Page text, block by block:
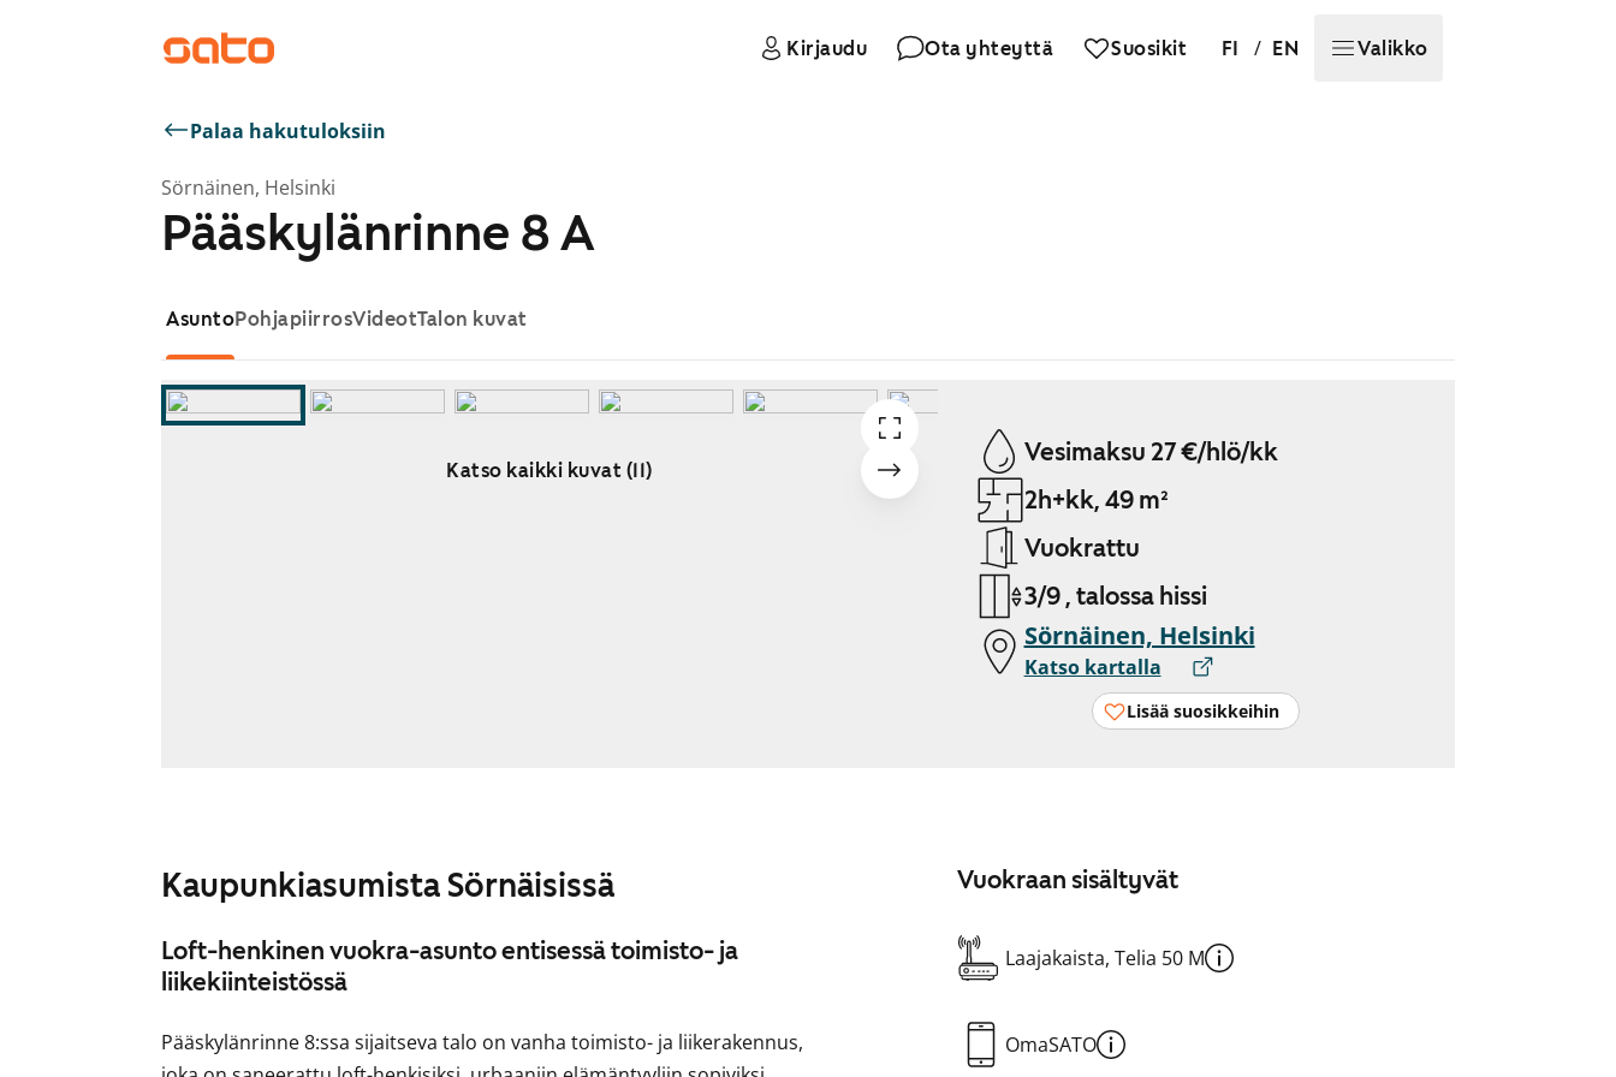
Kirjaudu Ota yhteyttä Suosikit FI / EN Valikko
Palaa hakutuloksiin
Sörnäinen, Helsinki
Pääskylänrinne 8 A
AsuntoPohjapiirrosVideotTalon kuvat
Katso kaikki kuvat (11)
Vesimaksu 27 €/hlö/kk
2h+kk, 49 m²
Vuokrattu
3/9 , talossa hissi
Sörnäinen, Helsinki
Katso kartalla
Lisää suosikkeihin
Kaupunkiasumista Sörnäisissä
Loft-henkinen vuokra-asunto entisessä toimisto- ja
liikekiinteistössä
Pääskylänrinne 8:ssa sijaitseva talo on vanha toimisto- ja liikerakennus,
Vuokraan sisältyvät
Laajakaista, Telia 50 M
OmaSATO